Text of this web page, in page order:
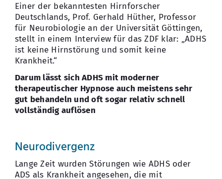
Einer der bekanntesten Hirnforscher
Deutschlands, Prof. Gerhald Hüther, Professor
für Neurobiologie an der Universität Göttingen,
stellt in einem Interview für das ZDF klar: „ADHS
ist keine Hirnstörung und somit keine
Krankheit.“
Darum lässt sich ADHS mit moderner
therapeutischer Hypnose auch meistens sehr
gut behandeln und oft sogar relativ schnell
vollständig auflösen
Neurodivergenz
Lange Zeit wurden Störungen wie ADHS oder
ADS als Krankheit angesehen, die mit